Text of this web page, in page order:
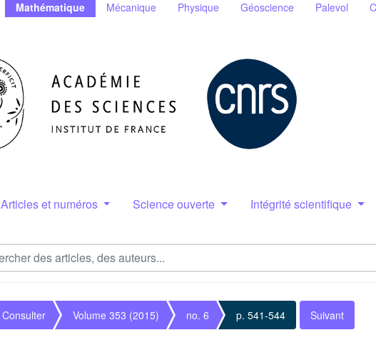
Mathématique Mécanique Physique Géoscience Palevol
Articles et numéros Science ouverte Intégrité scientifique
Consulter Volume 353 (2015) no. 6 p. 541-544 Suivant